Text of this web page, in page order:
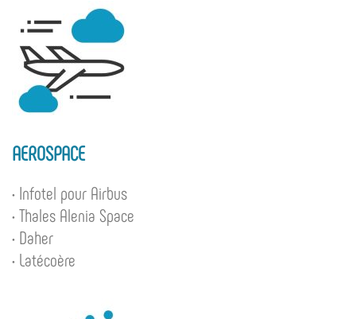
AEROSPACE
• Infotel pour Airbus
• Thales Alenia Space
• Daher
• Latécoère